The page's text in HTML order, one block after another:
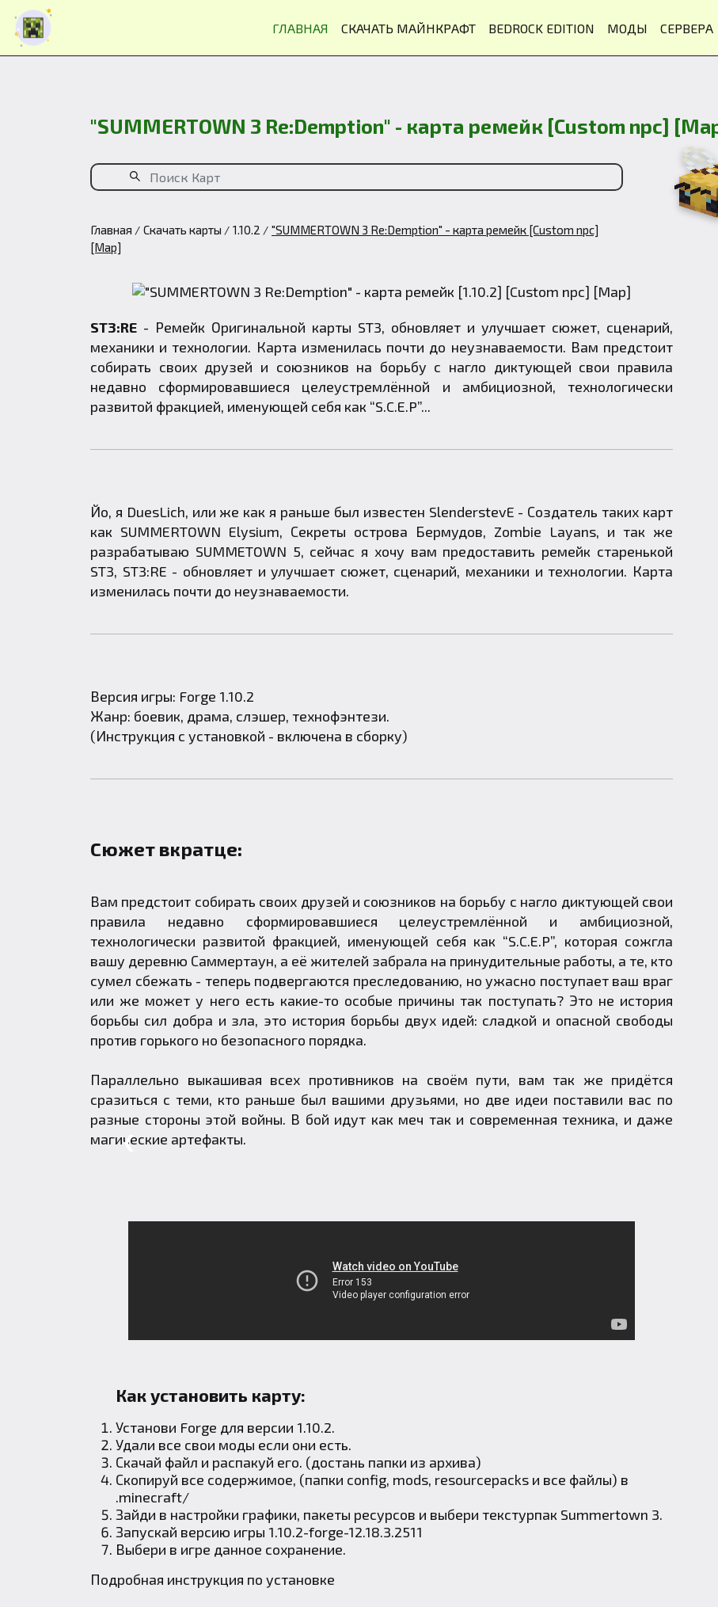
ГЛАВНАЯ СКАЧАТЬ МАЙНКРАФТ BEDROCK EDITION МОДЫ СЕРВЕРА
"SUMMERTOWN 3 Re:Demption" - карта ремейк [Custom npc]
Главная Скачать карты 1.10.2
"SUMMERTOWN 3 Re:Demption" - карта ремейк [Custom npc]
[Map]
ST3:RE - Ремейк Оригинальной карты ST3, обновляет и улучшает сюжет, сценарий,
механики и технологии. Карта изменилась почти до неузнаваемости. Вам предстоит
собирать своих друзей и союзников на борьбу с нагло диктующей свои правила
недавно сформировавшиеся целеустремлённой и амбициозной, технологически
развитой фракцией, именующей себя как “S.C.E.P”...
Йо, я DuesLich, или же как я раньше был известен SlenderstevE - Создатель таких карт
как SUMMERTOWN Elysium, Секреты острова Бермудов, Zombie Layans, и так же
разрабатываю SUMMETOWN 5, сейчас я хочу вам предоставить ремейк старенькой
ST3, ST3:RE - обновляет и улучшает сюжет, сценарий, механики и технологии. Карта
изменилась почти до неузнаваемости.
Версия игры: Forge 1.10.2
Жанр: боевик, драма, слэшер, технофэнтези.
(Инструкция с установкой - включена в сборку)
Сюжет вкратце:
Вам предстоит собирать своих друзей и союзников на борьбу с нагло диктующей свои
правила недавно сформировавшиеся целеустремлённой и амбициозной,
технологически развитой фракцией, именующей себя как “S.C.E.P”, которая сожгла
вашу деревню Саммертаун, а её жителей забрала на принудительные работы, а те, кто
сумел сбежать - теперь подвергаются преследованию, но ужасно поступает ваш враг
или же может у него есть какие-то особые причины так поступать? Это не история
борьбы сил добра и зла, это история борьбы двух идей: сладкой и опасной свободы
против горького но безопасного порядка.
Параллельно выкашивая всех противников на своём пути, вам так же придётся
сразиться с теми, кто раньше был вашими друзьями, но две идеи поставили вас по
разные стороны этой войны. В бой идут как меч так и современная техника, и даже
магические артефакты.
Как установить карту:
Установи Forge для версии 1.10.2.
Удали все свои моды если они есть.
Скачай файл и распакуй его. (достань папки из архива)
Скопируй все содержимое, (папки config, mods, resourcepacks и все файлы) в
.minecraft/
Зайди в настройки графики, пакеты ресурсов и выбери текстурпак Summertown 3.
Запускай версию игры 1.10.2-forge-12.18.3.2511
Выбери в игре данное сохранение.
Подробная инструкция по установке
❮